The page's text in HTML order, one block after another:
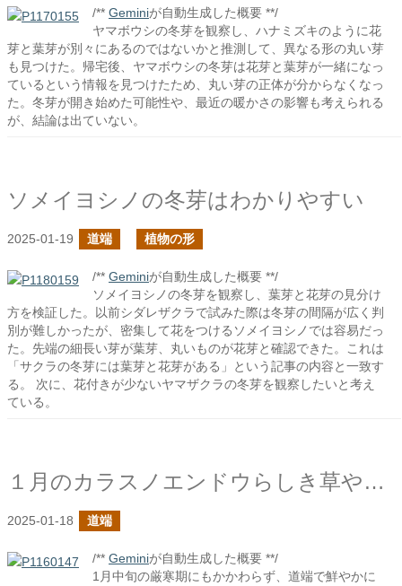
/** Geminiが自動生成した概要 **/
ヤマボウシの冬芽を観察し、ハナミズキのように花
芽と葉芽が別々にあるのではないかと推測して、異なる形の丸い芽
も見つけた。帰宅後、ヤマボウシの冬芽は花芽と葉芽が一緒になっ
ているという情報を見つけたため、丸い芽の正体が分からなくなっ
た。冬芽が開き始めた可能性や、最近の暖かさの影響も考えられる
が、結論は出ていない。
ソメイヨシノの冬芽はわかりやすい
2025-01-19 道端 植物の形
/** Geminiが自動生成した概要 **/
ソメイヨシノの冬芽を観察し、葉芽と花芽の見分け
方を検証した。以前シダレザクラで試みた際は冬芽の間隔が広く判
別が難しかったが、密集して花をつけるソメイヨシノでは容易だっ
た。先端の細長い芽が葉芽、丸いものが花芽と確認できた。これは
「サクラの冬芽には葉芽と花芽がある」という記事の内容と一致す
る。 次に、花付きが少ないヤマザクラの冬芽を観察したいと考え
ている。
１月のカラスノエンドウらしき草や目立つ
2025-01-18 道端
/** Geminiが自動生成した概要 **/
1月中旬の厳寒期にもかかわらず、道端で鮮やかに